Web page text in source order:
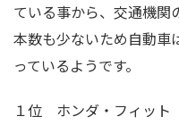
ている事から、交通機関
本数も少ないため自動車
っているようです。
１位 ホンダ・フィット